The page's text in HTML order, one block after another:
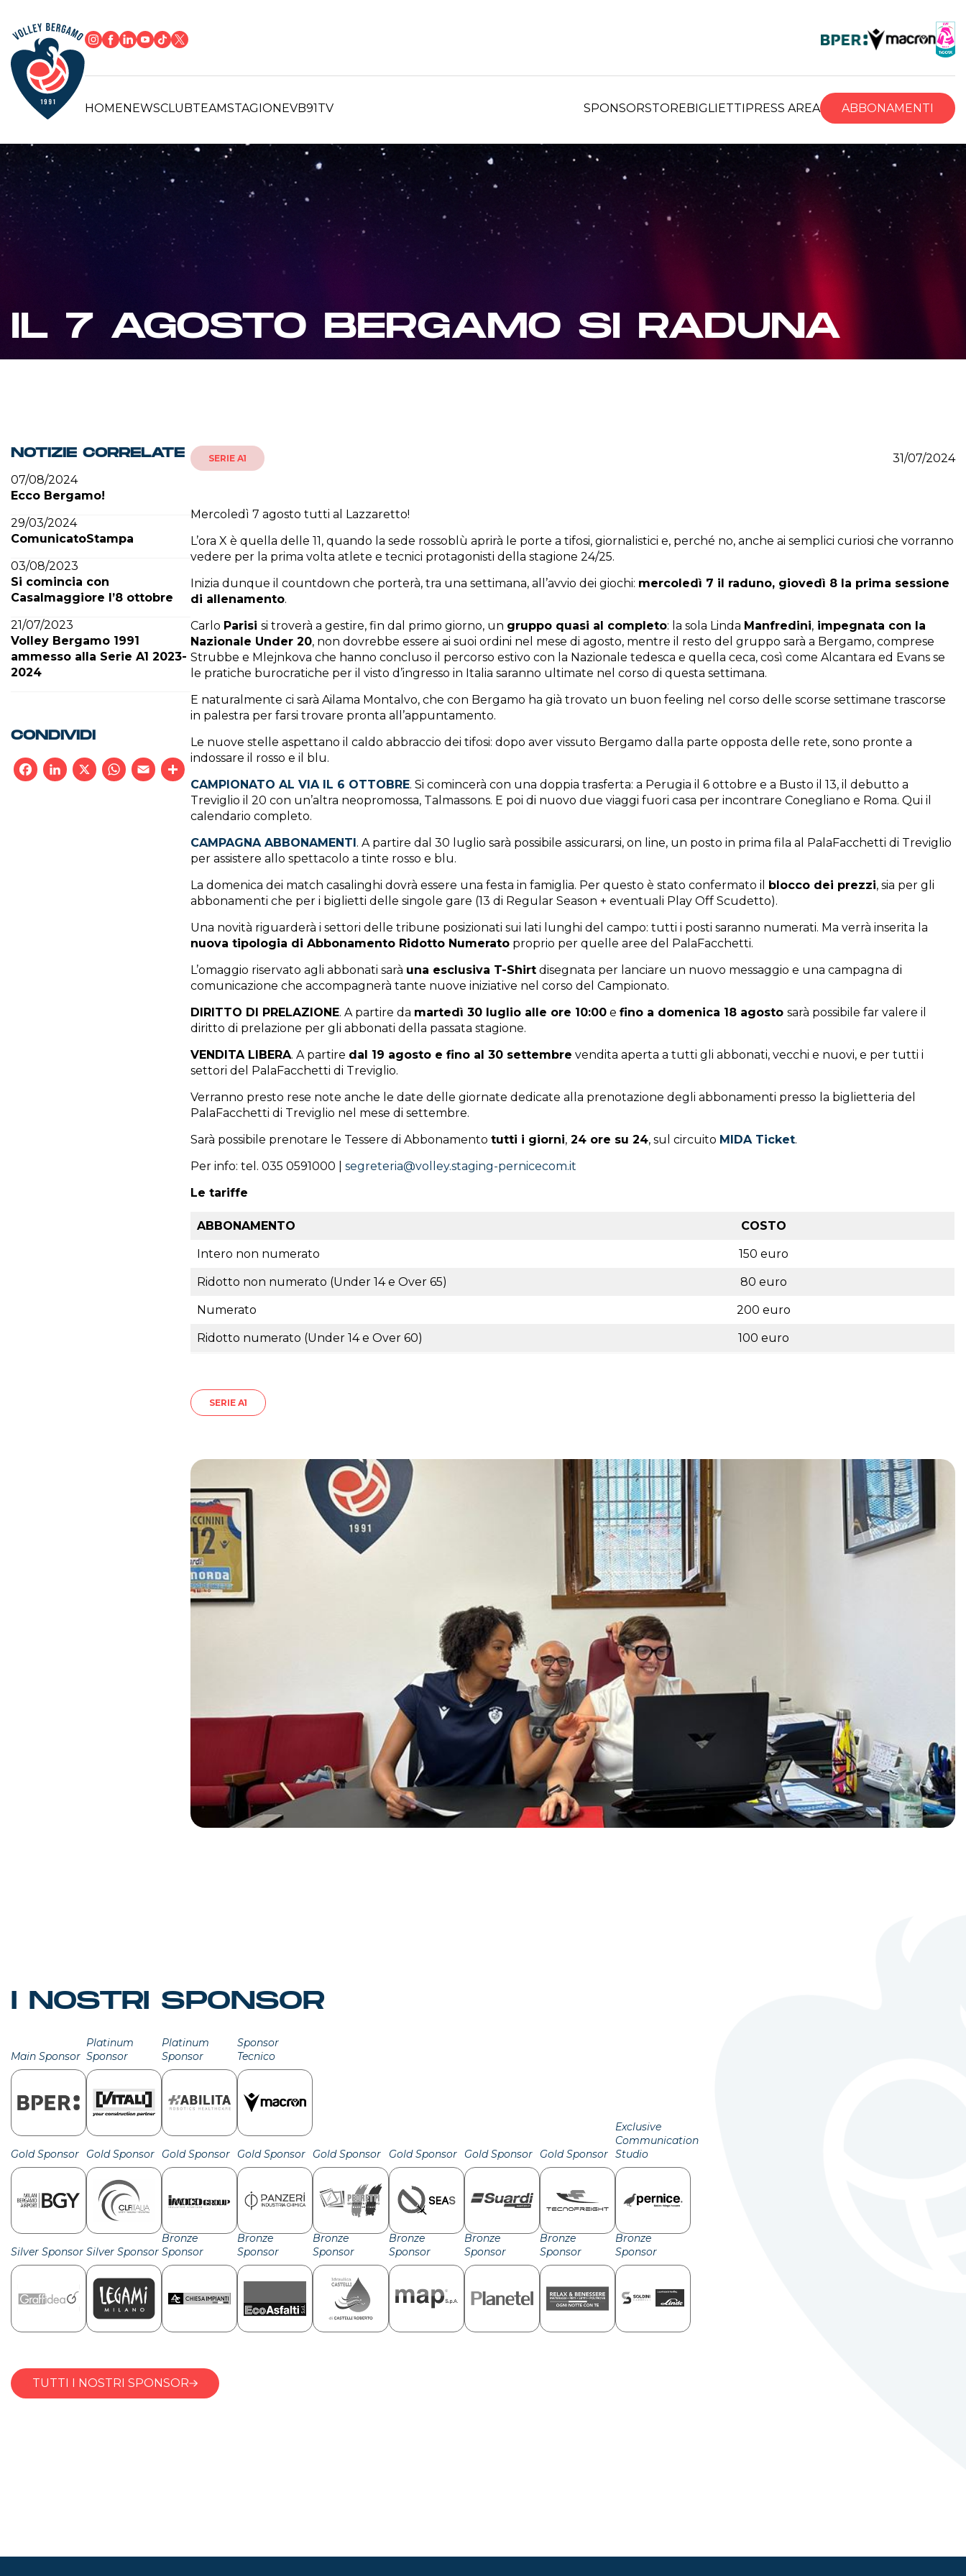
HOMENEWSCLUBTEAMSTAGIONEVB91TV SPONSORSTOREBIGLIETTIPRESS AREA ABBONAMENTI
IL 7 AGOSTO BERGAMO SI RADUNA
NOTIZIE CORRELATE
07/08/2024
Ecco Bergamo!
29/03/2024
ComunicatoStampa
03/08/2023
Si comincia con
Casalmaggiore l’8 ottobre
21/07/2023
Volley Bergamo 1991
ammesso alla Serie A1 2023-
2024
CONDIVIDI
Condividi
SERIE A1 31/07/2024
Mercoledì 7 agosto tutti al Lazzaretto!
L’ora X è quella delle 11, quando la sede rossoblù aprirà le porte a tifosi, giornalistici e, perché no, anche ai semplici curiosi che vorranno
vedere per la prima volta atlete e tecnici protagonisti della stagione 24/25.
Inizia dunque il countdown che porterà, tra una settimana, all’avvio dei giochi: mercoledì 7 il raduno, giovedì 8 la prima sessione
di allenamento.
Carlo Parisi si troverà a gestire, fin dal primo giorno, un gruppo quasi al completo: la sola Linda Manfredini, impegnata con la
Nazionale Under 20, non dovrebbe essere ai suoi ordini nel mese di agosto, mentre il resto del gruppo sarà a Bergamo, comprese
Strubbe e Mlejnkova che hanno concluso il percorso estivo con la Nazionale tedesca e quella ceca, così come Alcantara ed Evans se
le pratiche burocratiche per il visto d’ingresso in Italia saranno ultimate nel corso di questa settimana.
E naturalmente ci sarà Ailama Montalvo, che con Bergamo ha già trovato un buon feeling nel corso delle scorse settimane trascorse
in palestra per farsi trovare pronta all’appuntamento.
Le nuove stelle aspettano il caldo abbraccio dei tifosi: dopo aver vissuto Bergamo dalla parte opposta delle rete, sono pronte a
indossare il rosso e il blu.
CAMPIONATO AL VIA IL 6 OTTOBRE. Si comincerà con una doppia trasferta: a Perugia il 6 ottobre e a Busto il 13, il debutto a
Treviglio il 20 con un’altra neopromossa, Talmassons. E poi di nuovo due viaggi fuori casa per incontrare Conegliano e Roma. Qui il
calendario completo.
CAMPAGNA ABBONAMENTI. A partire dal 30 luglio sarà possibile assicurarsi, on line, un posto in prima fila al PalaFacchetti di Treviglio
per assistere allo spettacolo a tinte rosso e blu.
La domenica dei match casalinghi dovrà essere una festa in famiglia. Per questo è stato confermato il blocco dei prezzi, sia per gli
abbonamenti che per i biglietti delle singole gare (13 di Regular Season + eventuali Play Off Scudetto).
Una novità riguarderà i settori delle tribune posizionati sui lati lunghi del campo: tutti i posti saranno numerati. Ma verrà inserita la
nuova tipologia di Abbonamento Ridotto Numerato proprio per quelle aree del PalaFacchetti.
L’omaggio riservato agli abbonati sarà una esclusiva T-Shirt disegnata per lanciare un nuovo messaggio e una campagna di
comunicazione che accompagnerà tante nuove iniziative nel corso del Campionato.
DIRITTO DI PRELAZIONE. A partire da martedì 30 luglio alle ore 10:00 e fino a domenica 18 agosto sarà possibile far valere il
diritto di prelazione per gli abbonati della passata stagione.
VENDITA LIBERA. A partire dal 19 agosto e fino al 30 settembre vendita aperta a tutti gli abbonati, vecchi e nuovi, e per tutti i
settori del PalaFacchetti di Treviglio.
Verranno presto rese note anche le date delle giornate dedicate alla prenotazione degli abbonamenti presso la biglietteria del
PalaFacchetti di Treviglio nel mese di settembre.
Sarà possibile prenotare le Tessere di Abbonamento tutti i giorni, 24 ore su 24, sul circuito MIDA Ticket.
Per info: tel. 035 0591000 | segreteria@volley.staging-pernicecom.it
Le tariffe
ABBONAMENTO COSTO
Intero non numerato 150 euro
Ridotto non numerato (Under 14 e Over 65) 80 euro
Numerato 200 euro
Ridotto numerato (Under 14 e Over 60) 100 euro
SERIE A1
I NOSTRI SPONSOR
Main Sponsor
Platinum
Sponsor
Platinum
Sponsor
Sponsor
Tecnico
Gold Sponsor Gold Sponsor Gold Sponsor Gold Sponsor Gold Sponsor Gold Sponsor Gold Sponsor Gold Sponsor
Exclusive
Communication
Studio
Silver Sponsor Silver Sponsor
Bronze
Sponsor
Bronze
Sponsor
Bronze
Sponsor
Bronze
Sponsor
Bronze
Sponsor
Bronze
Sponsor
Bronze
Sponsor
TUTTI I NOSTRI SPONSOR